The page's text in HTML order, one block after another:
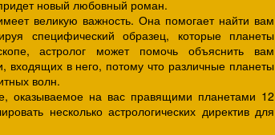
новый любовный роман.
великую важность. Она помогает найти вам
специфический образец, которые планеты
астролог может помочь объяснить вам
входящих в него, потому что различные планеты
волн.
на вас правящими планетами 12
несколько астрологических директив для